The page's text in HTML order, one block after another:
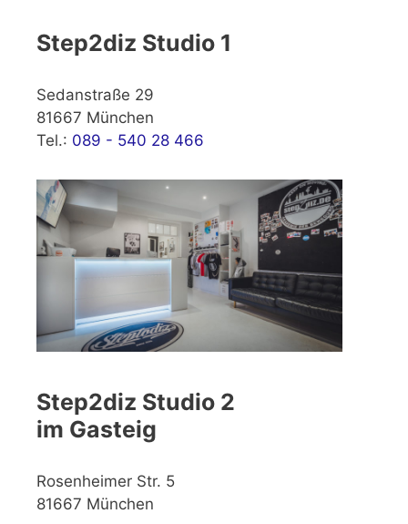
Step2diz Studio 1
Sedanstraße 29
81667 München
Tel.: 089 - 540 28 466
Step2diz Studio 2
im Gasteig
Rosenheimer Str. 5
81667 München